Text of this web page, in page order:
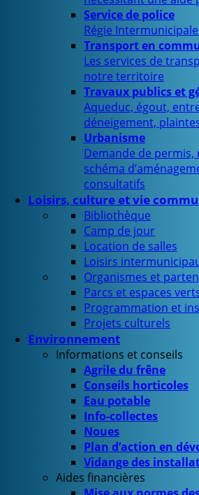
Service de police
Régie
Transport en
Les services de
notre territoire
Travaux publics et
Aqueduc, égout,
déneigement,
Urbanisme
Demande de
schéma
consultatifs
Loisirs, culture et vie
Bibliothèque
Camp de jour
Location de salles
Loisirs
Organismes et
Parcs et espaces
Programmation et
Projets culturels
Environnement
Informations et conseils
Agrile du frêne
Conseils horticoles
Eau potable
Info-collectes
Noues
Plan d’action en
Vidange des
Aides financières